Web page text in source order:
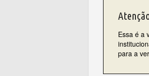
Essa é a
para a